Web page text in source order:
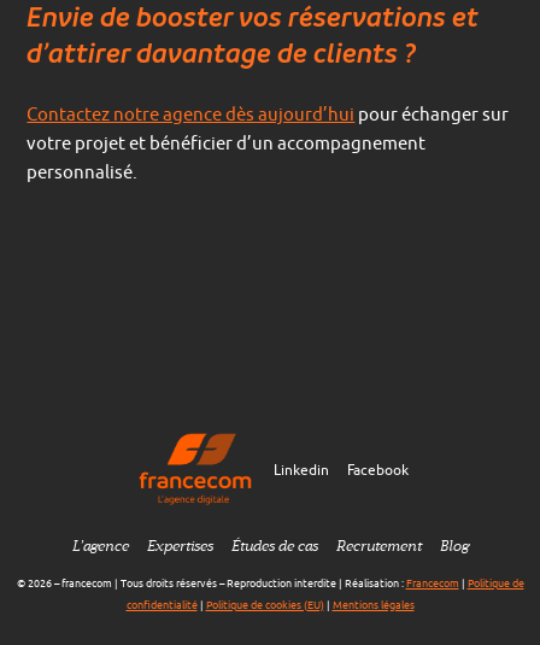
Envie de booster vos réservations et
d’attirer davantage de clients ?
Contactez notre agence dès aujourd’hui pour échanger sur
votre projet et bénéficier d’un accompagnement
personnalisé.
L’agence Expertises Études de cas Recrutement Blog
Linkedin Facebook
© 2026 – francecom | Tous droits réservés – Reproduction interdite | Réalisation :Francecom | Politique de
confidentialité| Politique de cookies (EU)| Mentions légales